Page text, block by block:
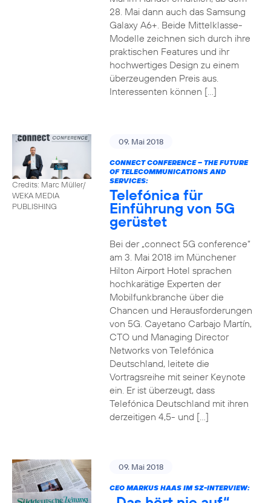
28. Mai dann auch das Samsung
Galaxy A6+. Beide Mittelklasse-
Modelle zeichnen sich durch ihre
praktischen Features und ihr
hochwertiges Design zu einem
überzeugenden Preis aus.
Interessenten können […]
Credits: Marc Müller/
WEKA MEDIA
PUBLISHING
09. Mai 2018
CONNECT CONFERENCE – THE FUTURE
OF TELECOMMUNICATIONS AND
SERVICES:
Telefónica für
Einführung von 5G
gerüstet
Bei der „connect 5G conference“
am 3. Mai 2018 im Münchener
Hilton Airport Hotel sprachen
hochkarätige Experten der
Mobilfunkbranche über die
Chancen und Herausforderungen
von 5G. Cayetano Carbajo Martín,
CTO und Managing Director
Networks von Telefónica
Deutschland, leitete die
Vortragsreihe mit seiner Keynote
ein. Er ist überzeugt, dass
Telefónica Deutschland mit ihren
derzeitigen 4,5- und […]
09. Mai 2018
CEO MARKUS HAAS IM SZ-INTERVIEW: